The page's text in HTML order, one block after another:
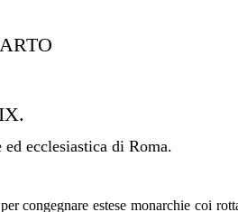
ecclesiastica di Roma.
congegnare estese monarchie coi